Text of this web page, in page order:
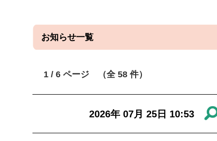
お知らせ一覧
1 / 6 ページ （全 58 件）
2026年 07月 25日 10:53